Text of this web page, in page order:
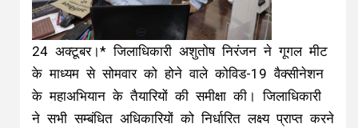
24 अक्टूबर।* जिलाधिकारी अशुतोष निरंजन ने गूगल मीट
के माध्यम से सोमवार को होने वाले कोविड-19 वैक्सीनेशन
के महाअभियान के तैयारियों की समीक्षा की। जिलाधिकारी
ने सभी सम्बंधित अधिकारियों को निर्धारित लक्ष्य प्राप्त करने